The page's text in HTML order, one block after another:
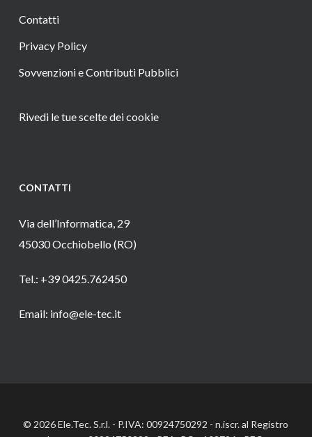
Contatti
Privacy Policy
Sovvenzioni e Contributi Pubblici
Rivedi le tue scelte dei cookie
CONTATTI
Via dell’Informatica, 29
45030 Occhiobello (RO)
Tel.: +39 0425.762450
Email: info@ele-tec.it
© 2026 Ele.Tec. S.r.l. - P.IVA: 00924750292 - n.iscr. al Registro